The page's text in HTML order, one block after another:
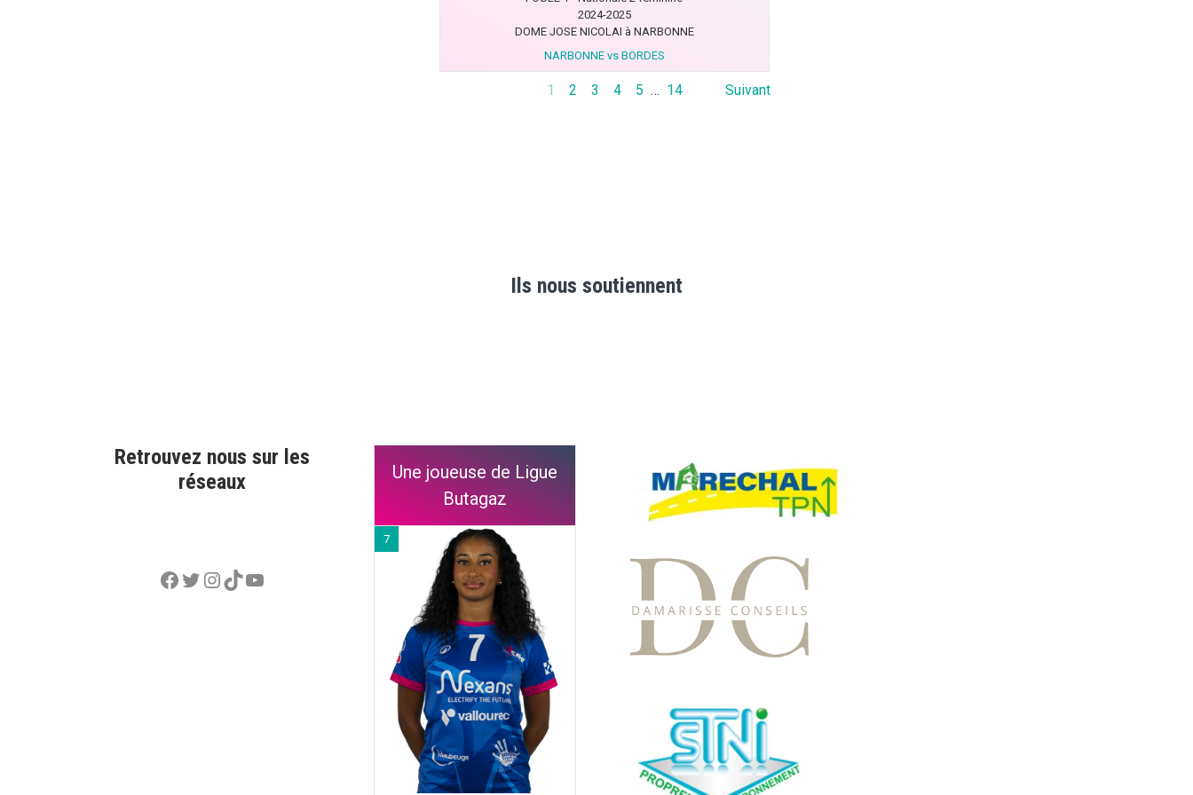
2024-2025
DOME JOSE NICOLAI à NARBONNE
NARBONNE vs BORDES
1 2 3 4 5 … 14 Suivant
Ils nous soutiennent
Retrouvez nous sur les
réseaux
Facebook
Twitter
Instagram
TikTok
YouTube
Une joueuse de Ligue
Butagaz
7